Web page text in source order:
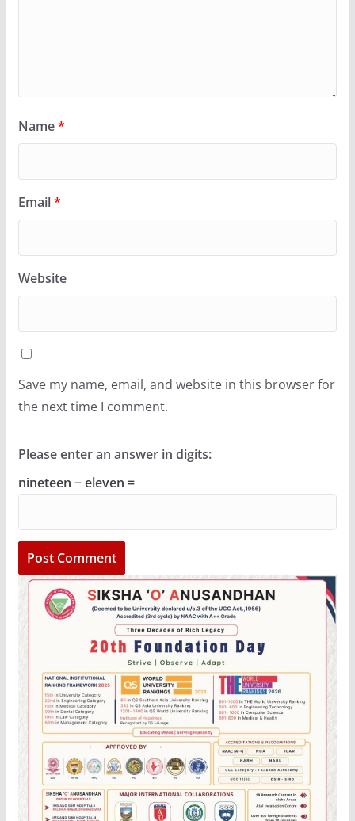
Name*
Email*
Website
Save my name, email, and website in this browser for
the next time I comment.
Please enter an answer in digits:
nineteen − eleven =